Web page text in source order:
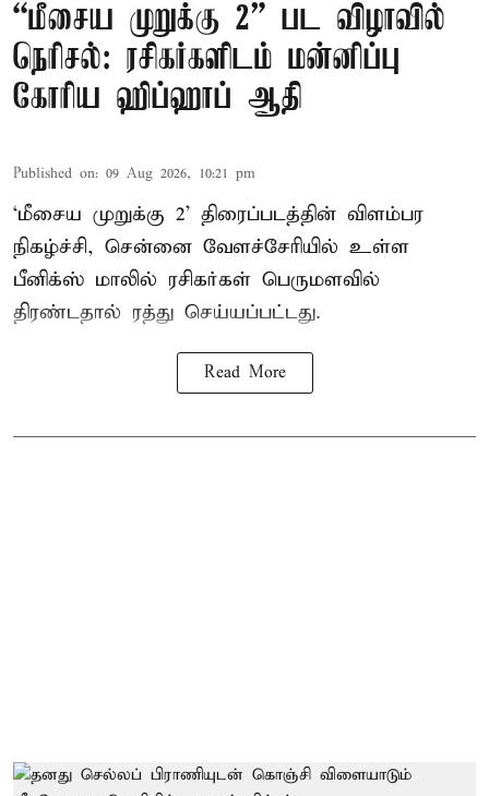
“மீசைய முறுக்கு 2” பட விழாவில்
நெரிசல்: ரசிகர்களிடம் மன்னிப்பு
கோரிய ஹிப்ஹாப் ஆதி
Published on: 09 Aug 2026, 10:21 pm
‘மீசைய முறுக்கு 2’ திரைப்படத்தின் விளம்பர
நிகழ்ச்சி, சென்னை வேளச்சேரியில் உள்ள
பீனிக்ஸ் மாலில் ரசிகர்கள் பெருமளவில்
திரண்டதால் ரத்து செய்யப்பட்டது.
Read More